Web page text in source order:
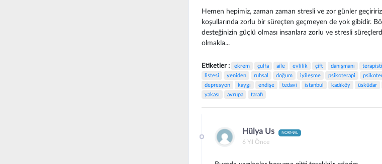
Hemen hepimiz, zaman zaman stresli ve zor günler
koşullarında zorlu bir süreçten geçmeyen de yok gibidir.
desteğinizin güçlü olması insanlara zorlu ve stresli
olmakla...
Etiketler : ekrem çulfa aile evlilik çift danışmanı terapisti
listesi
yeniden ruhsal doğum iyileşme psikoterapi
depresyon
kaygı endişe tedavi istanbul kadıköy üsküdar
yakası
avrupa tarafı
Hülya Us NORMAL
6 Yıl Önce